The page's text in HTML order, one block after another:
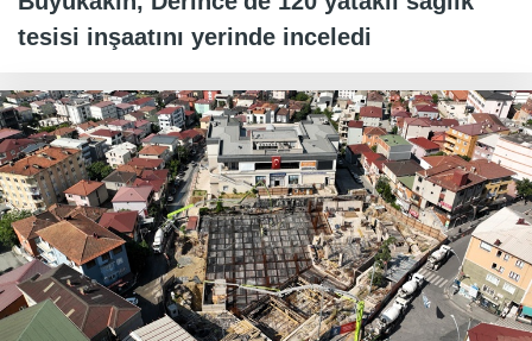
tesisi inşaatını yerinde inceledi